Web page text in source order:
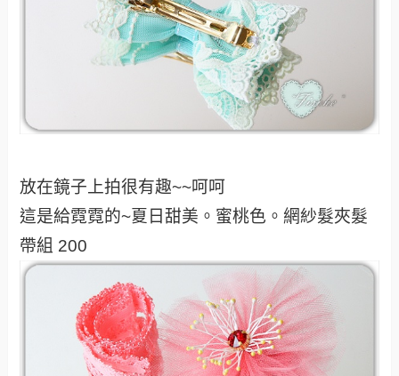
放在鏡子上拍很有趣~~呵呵
這是給霓霓的~夏日甜美。蜜桃色。網紗髮夾髮
帶組 200